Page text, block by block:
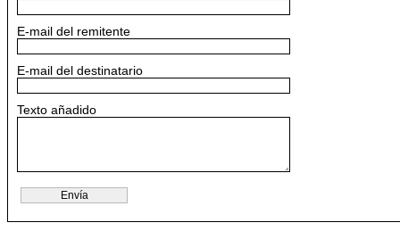
E-mail del remitente
E-mail del destinatario
Texto añadido